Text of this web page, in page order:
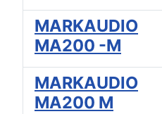
MARKAUDIO
MA200 -M
MARKAUDIO
MA200 M